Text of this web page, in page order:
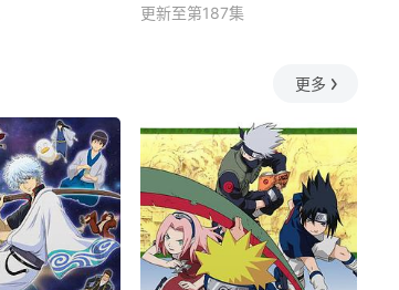
更新至第187集
更多